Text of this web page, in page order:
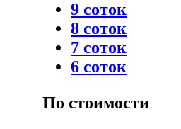
9 соток
8 соток
7 соток
6 соток
По стоимости